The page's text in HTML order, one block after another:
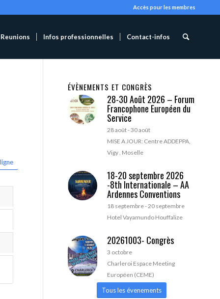
Accès pour les membres
Reunions Infos professionnelles Contact-infos
ÉVÈNEMENTS ET CONGRÈS
28-30 Août 2026 – Forum
Francophone Européen du
Service
28 août-30 août
MISE A JOUR: Centre ADDEPPA,
Vigy , Moselle
18-20 septembre 2026
-8th Internationale – AA
Ardennes Conventions
18 septembre-20 septembre
Hotel Vayamundo Houffalize
20261003- Congrès
3 octobre
Charleroi Espace Meeting
Européen (CEME)
Tous les évenements